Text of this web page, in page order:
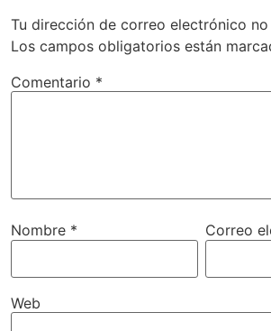
Tu dirección de correo electrónico
Los campos obligatorios están
Comentario *
Nombre * Correo
Web